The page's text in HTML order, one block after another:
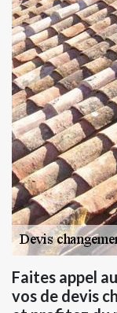
Faites appel
vos de devis